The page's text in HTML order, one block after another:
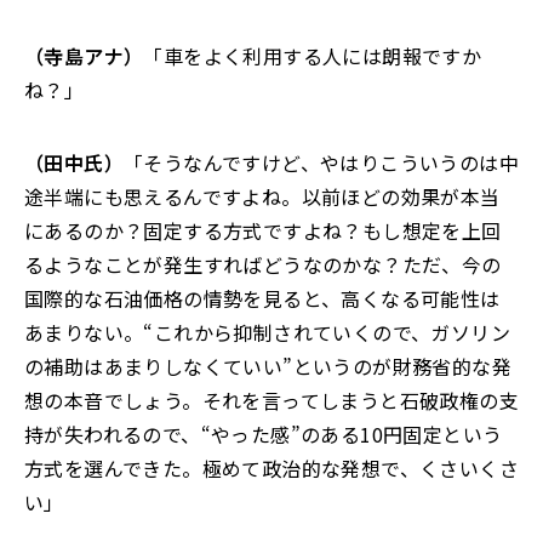
（寺島アナ） 「車をよく利用する人には朗報ですか
ね？」
（田中氏） 「そうなんですけど、やはりこういうのは中
途半端にも思えるんですよね。以前ほどの効果が本当
にあるのか？固定する方式ですよね？もし想定を上回
るようなことが発生すればどうなのかな？ただ、今の
国際的な石油価格の情勢を見ると、高くなる可能性は
あまりない。 “これから抑制されていくので、ガソリン
の補助はあまりしなくていい”というのが財務省的な発
想の本音でしょう。 それを言ってしまうと石破政権の支
持が失われるので、“やった感”のある10円固定という
方式を選んできた。極めて政治的な発想で、くさいくさ
い」